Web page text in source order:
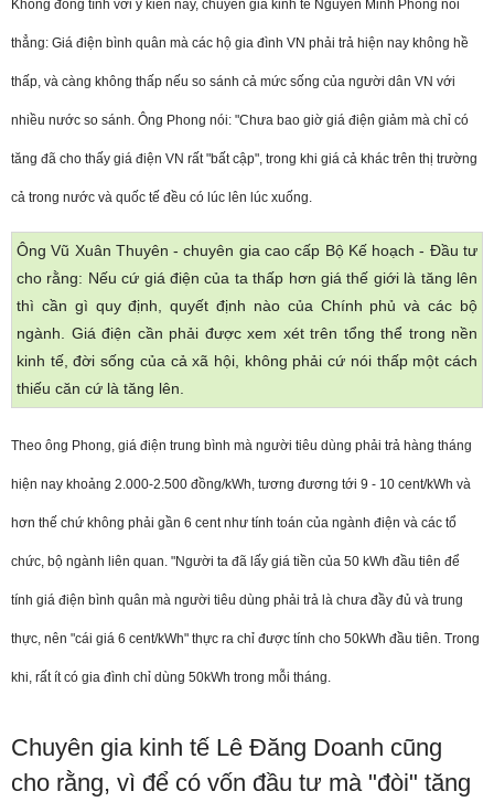
Không đồng tình với ý kiến này, chuyên gia kinh tế Nguyễn Minh Phong nói
thẳng: Giá điện bình quân mà các hộ gia đình VN phải trả hiện nay không hề
thấp, và càng không thấp nếu so sánh cả mức sống của người dân VN với
nhiều nước so sánh. Ông Phong nói: "Chưa bao giờ giá điện giảm mà chỉ có
tăng đã cho thấy giá điện VN rất "bất cập", trong khi giá cả khác trên thị trường
cả trong nước và quốc tế đều có lúc lên lúc xuống.
Ông Vũ Xuân Thuyên - chuyên gia cao cấp Bộ Kế hoạch - Đầu tư
cho rằng: Nếu cứ giá điện của ta thấp hơn giá thế giới là tăng lên
thì cần gì quy định, quyết định nào của Chính phủ và các bộ
ngành. Giá điện cần phải được xem xét trên tổng thể trong nền
kinh tế, đời sống của cả xã hội, không phải cứ nói thấp một cách
thiếu căn cứ là tăng lên.
Theo ông Phong, giá điện trung bình mà người tiêu dùng phải trả hàng tháng
hiện nay khoảng 2.000-2.500 đồng/kWh, tương đương tới 9 - 10 cent/kWh và
hơn thế chứ không phải gần 6 cent như tính toán của ngành điện và các tổ
chức, bộ ngành liên quan. "Người ta đã lấy giá tiền của 50 kWh đầu tiên để
tính giá điện bình quân mà người tiêu dùng phải trả là chưa đầy đủ và trung
thực, nên "cái giá 6 cent/kWh" thực ra chỉ được tính cho 50kWh đầu tiên. Trong
khi, rất ít có gia đình chỉ dùng 50kWh trong mỗi tháng.
Chuyên gia kinh tế Lê Đăng Doanh cũng
cho rằng, vì để có vốn đầu tư mà "đòi" tăng